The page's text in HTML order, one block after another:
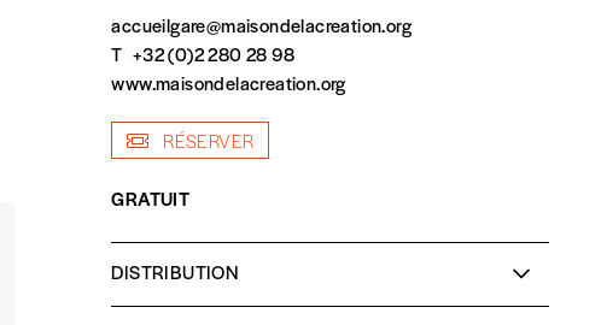
ne correspondent pas
accueilgare@maisondelacreation.org
T +32 (0)2 280 28 98
www.maisondelacreation.org
RÉSERVER
GRATUIT
DISTRIBUTION
Réalisation et scénario :Jean-François Ravagnan